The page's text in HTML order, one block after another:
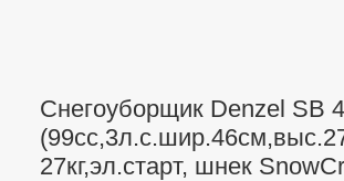
Снегоуборщик Denzel SB
27кг,эл.старт, шнек